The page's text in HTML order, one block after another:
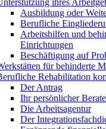
Ausbildung oder
Berufliche
Arbeitshilfen und
Einrichtungen
Beschäftigung auf
für behinderte
Rehabilitation
Der Antrag
Ihr persönlicher
Die Arbeitsagentur
Der